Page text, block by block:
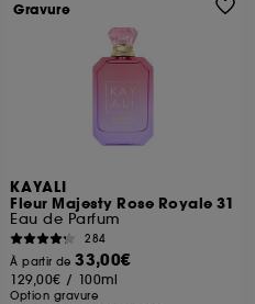
KAYALI
Fleur Majesty Rose Royale 31
Eau de Parfum
284
À partir de33,00€
129,00€ / 100ml
Option gravure
Gravure